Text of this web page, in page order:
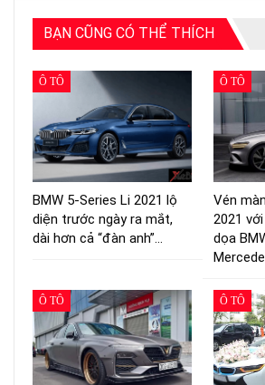
BẠN CŨNG CÓ THỂ THÍCH
Ô TÔ
BMW 5-Series Li 2021 lộ
diện trước ngày ra mắt,
dài hơn cả “đàn anh”…
Ô TÔ
Vén
2021
dọa
Ô TÔ Ô TÔ